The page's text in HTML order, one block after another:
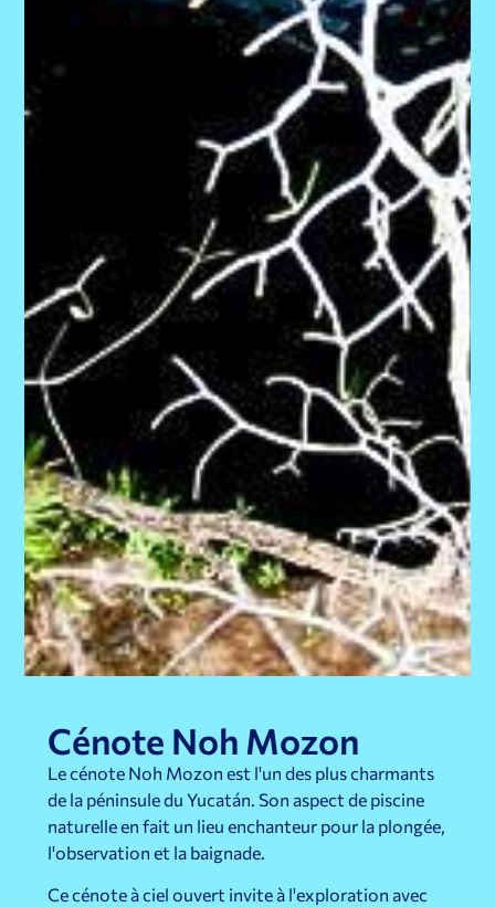
Cénote Noh Mozon
Le cénote Noh Mozon est l'un des plus charmants
de la péninsule du Yucatán. Son aspect de piscine
naturelle en fait un lieu enchanteur pour la plongée,
l'observation et la baignade.
Ce cénote à ciel ouvert invite à l'exploration avec